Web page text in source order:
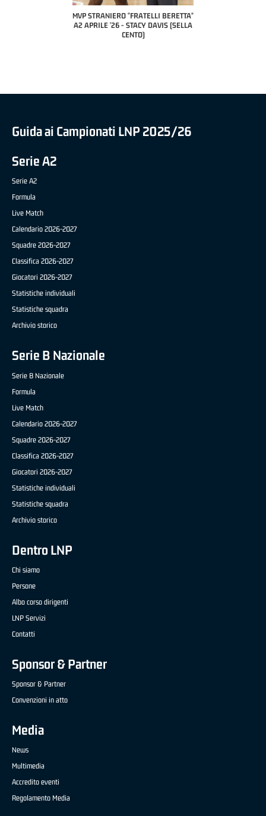
MVP STRANIERO "FRATELLI BERETTA"
A2 APRILE '26 - STACY DAVIS (SELLA
CENTO)
Guida ai Campionati LNP 2025/26
Serie A2
Serie A2
Formula
Live Match
Calendario 2026-2027
Squadre 2026-2027
Classifica 2026-2027
Giocatori 2026-2027
Statistiche individuali
Statistiche squadra
Archivio storico
Serie B Nazionale
Serie B Nazionale
Formula
Live Match
Calendario 2026-2027
Squadre 2026-2027
Classifica 2026-2027
Giocatori 2026-2027
Statistiche individuali
Statistiche squadra
Archivio storico
Dentro LNP
Chi siamo
Persone
Albo corso dirigenti
LNP Servizi
Contatti
Sponsor & Partner
Sponsor & Partner
Convenzioni in atto
Media
News
Multimedia
Accredito eventi
Regolamento Media